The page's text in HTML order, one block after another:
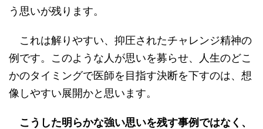
う思いが残ります。
これは解りやすい、抑圧されたチャレンジ精神の
例です。このような人が思いを募らせ、人生のどこ
かのタイミングで医師を目指す決断を下すのは、想
像しやすい展開かと思います。
こうした明らかな強い思いを残す事例ではなく、